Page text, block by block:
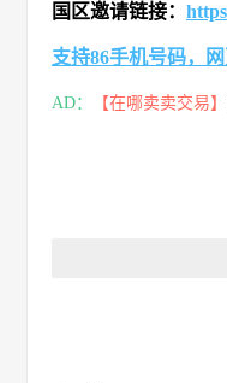
国区邀请链接：
支持86手机号码，网
AD： 【在哪卖卖交易】